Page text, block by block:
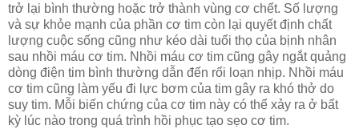
trở lại bình thường hoặc trở thành vùng cơ chết. Số lượng
và sự khỏe mạnh của phần cơ tim còn lại quyết định chất
lượng cuộc sống cũng như kéo dài tuổi thọ của bịnh nhân
sau nhồi máu cơ tim. Nhồi máu cơ tim cũng gây ngắt quảng
dòng điện tim bình thường dẫn đến rối loạn nhịp. Nhồi máu
cơ tim cũng làm yếu đi lực bơm của tim gây ra khó thở do
suy tim. Mỗi biến chứng của cơ tim này có thể xảy ra ở bất
kỳ lúc nào trong quá trình hồi phục tạo sẹo cơ tim.